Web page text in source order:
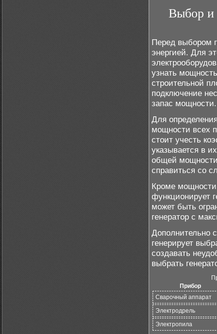
Выбор и
Перед выбором
энергией. Для
узнать
строительной
подключение
запас мощности.
Для
мощности всех
стоит учесть
указывается в
общей мощности
справиться со
Кроме
функционирует
может быть
генератор с
Дополнительно
генерирует
создавать
выбрать
Прибор
Сварочный аппарат
Электродрель
Электропила